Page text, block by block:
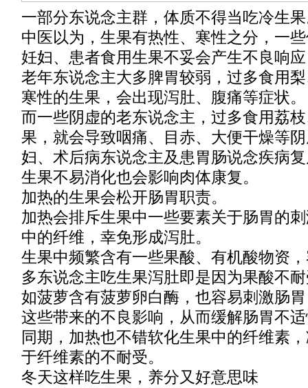
一部分东说念主群，体质不得当吃冷生
中医以为，生果有热性、寒性之分，一
妊妇、患者食用生果不妥会产生不良响
老年东说念主大多脾胃较弱，过多食用
寒性的生果，会出现泻肚、腹痛等症状。
而一些阴虚的老东说念主，过多食用荔
果，就会导致咽痛、目赤、大便干燥等
妇、术后病东说念主及患胃肠说念疾病
生果不易消化也会影响肉体康复。
加热的生果会松开肠胃职责。
加热会排斥生果中一些要素关于肠胃的
中的纤维，幸免形成泻肚。
生果中频繁含有一些果酸、有机酸物资
多东说念主吃生果泻肚即是因为果酸不
如菠萝含有菠萝卵白酶，也容易刺激肠
这些带来的不良影响，从而缓解肠胃不
同期，加热也不错软化生果中的纤维素
于纤维素的不耐受。
冬天这样吃生果，养分又好意思味